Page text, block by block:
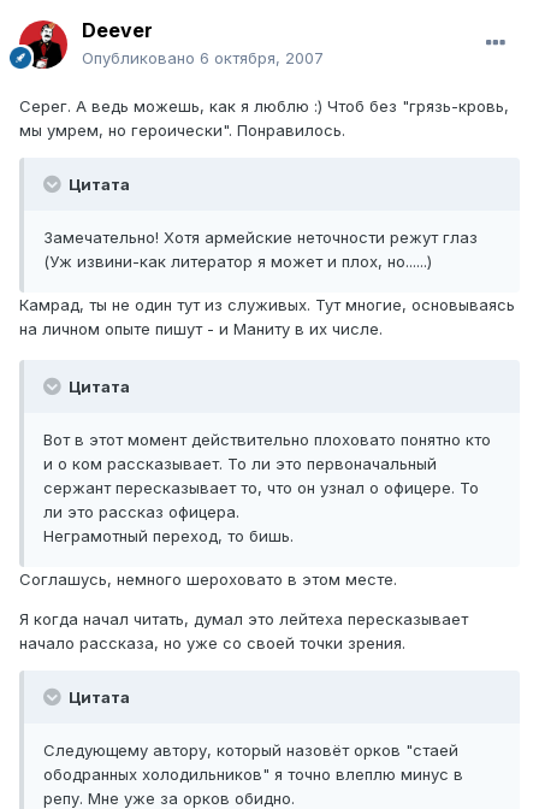
Deever
Опубликовано 6 октября, 2007
Серег. А ведь можешь, как я люблю :) Чтоб без "грязь-кровь,
мы умрем, но героически". Понравилось.
Цитата
Замечательно! Хотя армейские неточности режут глаз
(Уж извини-как литератор я может и плох, но......)
Камрад, ты не один тут из служивых. Тут многие, основываясь
на личном опыте пишут - и Маниту в их числе.
Цитата
Вот в этот момент действительно плоховато понятно кто
и о ком рассказывает. То ли это первоначальный
сержант пересказывает то, что он узнал о офицере. То
ли это рассказ офицера.
Неграмотный переход, то бишь.
Соглашусь, немного шероховато в этом месте.
Я когда начал читать, думал это лейтеха пересказывает
начало рассказа, но уже со своей точки зрения.
Цитата
Следующему автору, который назовёт орков "стаей
ободранных холодильников" я точно влеплю минус в
репу. Мне уже за орков обидно.